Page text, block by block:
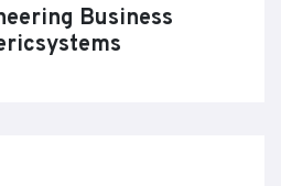
Business